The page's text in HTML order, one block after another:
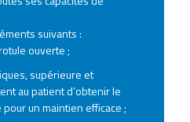
suivants :
ouverte ;
supérieure et
au patient d’obtenir le
un maintien efficace ;